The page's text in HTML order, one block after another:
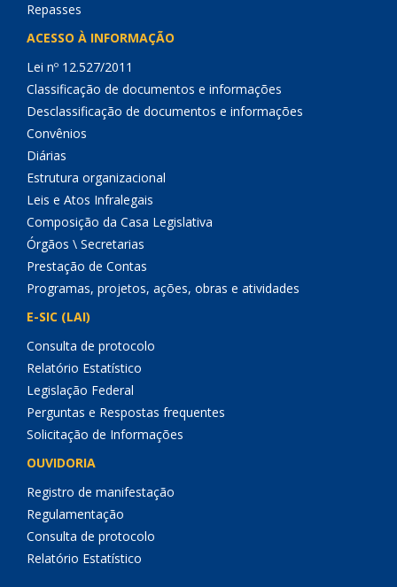
Repasses
ACESSO À INFORMAÇÃO
Lei nº 12.527/2011
Classificação de documentos e informações
Desclassificação de documentos e informações
Convênios
Diárias
Estrutura organizacional
Leis e Atos Infralegais
Composição da Casa Legislativa
Órgãos \ Secretarias
Prestação de Contas
Programas, projetos, ações, obras e atividades
E-SIC (LAI)
Consulta de protocolo
Relatório Estatístico
Legislação Federal
Perguntas e Respostas frequentes
Solicitação de Informações
OUVIDORIA
Registro de manifestação
Regulamentação
Consulta de protocolo
Relatório Estatístico